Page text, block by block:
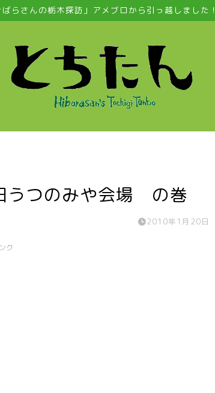
ばらさんの栃木探訪」アメブロから引っ越しました！
つのみや会場 の巻
2010年1月20日
ク